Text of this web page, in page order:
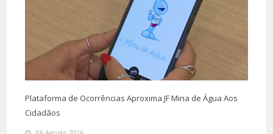
Plataforma de Ocorrências Aproxima JF Mina de Água Aos
Cidadãos